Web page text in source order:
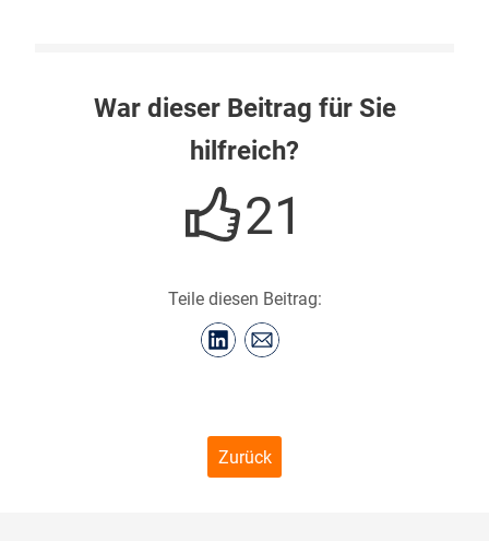
War dieser Beitrag für Sie
hilfreich?
21
Teile diesen Beitrag:
Zurück